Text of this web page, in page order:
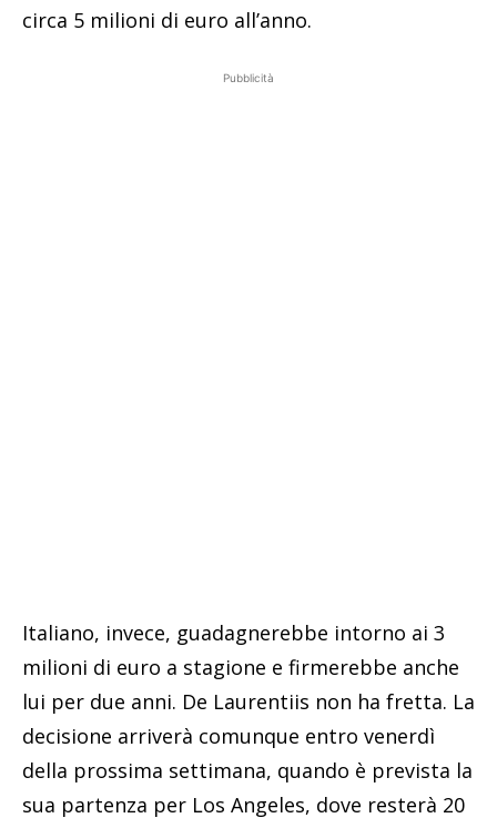
circa 5 milioni di euro all’anno.
Pubblicità
Italiano, invece, guadagnerebbe intorno ai 3
milioni di euro a stagione e firmerebbe anche
lui per due anni. De Laurentiis non ha fretta. La
decisione arriverà comunque entro venerdì
della prossima settimana, quando è prevista la
sua partenza per Los Angeles, dove resterà 20